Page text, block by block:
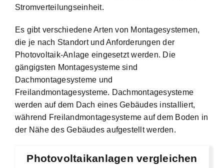
Stromverteilungseinheit.
Es gibt verschiedene Arten von Montagesystemen,
die je nach Standort und Anforderungen der
Photovoltaik-Anlage eingesetzt werden. Die
gängigsten Montagesysteme sind
Dachmontagesysteme und
Freilandmontagesysteme. Dachmontagesysteme
werden auf dem Dach eines Gebäudes installiert,
während Freilandmontagesysteme auf dem Boden in
der Nähe des Gebäudes aufgestellt werden.
Photovoltaikanlagen vergleichen